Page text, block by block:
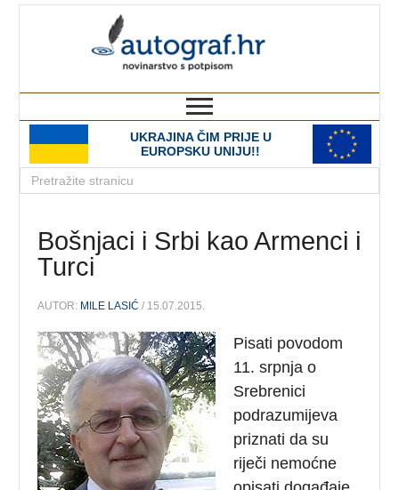
UKRAJINA ČIM PRIJE U
EUROPSKU UNIJU!!
Bošnjaci i Srbi kao Armenci i
Turci
AUTOR: MILE LASIĆ / 15.07.2015.
Pisati povodom
11. srpnja o
Srebrenici
podrazumijeva
priznati da su
riječi nemoćne